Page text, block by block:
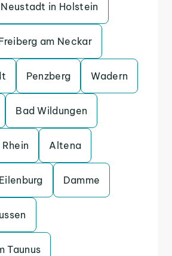
Neustadt in Holstein
am Neckar
Penzberg Wadern
Bad Wildungen
Altena
Eilenburg Damme
Taunus